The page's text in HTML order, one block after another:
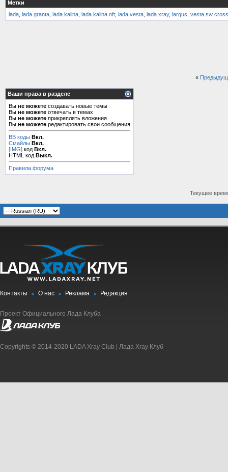
Метки
lada lada granta lada kalina lada kalina nfr, lada vesta lada xray, largus vesta sw cross
«
Ваши права в разделе
Вы не можете создавать новые темы
Вы не можете отвечать в темах
Вы не можете прикреплять вложения
Вы не можете редактировать свои сообщения
BB коды Вкл.
Смайлы Вкл.
[IMG] код Вкл.
HTML код Выкл.
Правила форума
Текущее
Контакты О нас Реклама Редакция
Проект Официального Лада Клуба
Copyrights © 2014-2020 LADA Xray Club | Лада Xray Клуб